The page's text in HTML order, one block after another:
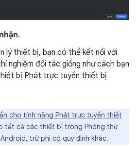
.
lý thiết bị, bạn có thể kết nối với
nghiệm đối tác giống như cách bạn
bị Phát trực tuyến thiết bị
cho tính năng Phát trực tuyến thiết
tất cả các thiết bị trong Phòng thử
trừ phi có quy định khác.